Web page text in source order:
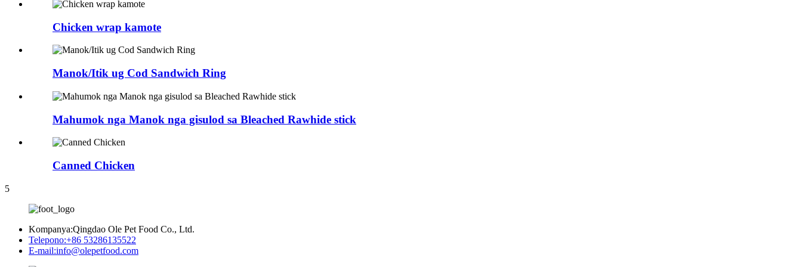
Chicken wrap kamote
Manok/Itik ug Cod Sandwich Ring
Mahumok nga Manok nga gisulod sa Bleached Rawhide stick
Canned Chicken
5
Kompanya:Qingdao Ole Pet Food Co., Ltd.
Telepono:+86 53286135522
E-mail:info@olepetfood.com